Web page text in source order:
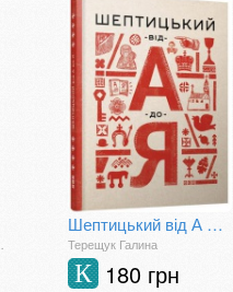
Шептицький від А до Я
Терещук Галина
180 грн
К